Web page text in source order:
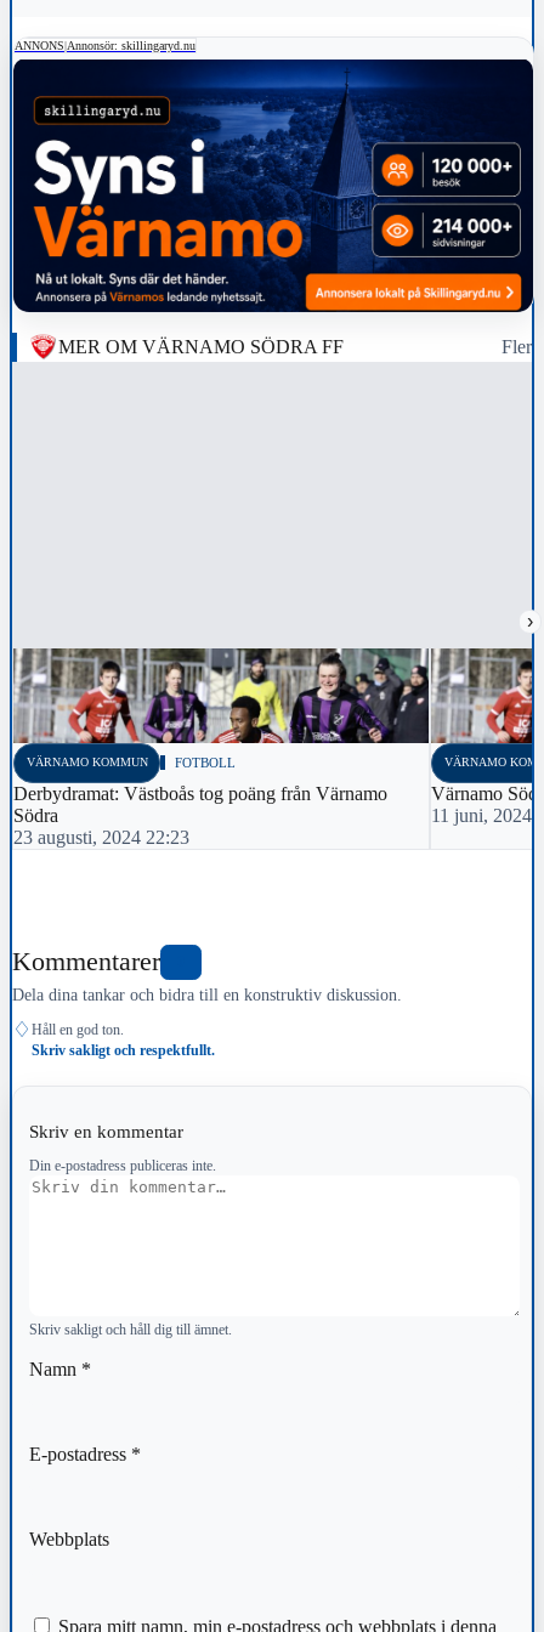
ANNONS Annonsör: skillingaryd.nu
MER OM VÄRNAMO SÖDRA FF Fler
›
VÄRNAMO KOMMUN FOTBOLL
Derbydramat: Västboås tog poäng från Värnamo
Södra
23 augusti, 2024 22:23
VÄRNAMO
Värnamo
11 juni, 2024
Kommentarer
Dela dina tankar och bidra till en konstruktiv diskussion.
♢ Håll en god ton.
Skriv sakligt och respektfullt.
Skriv en kommentar
Din e-postadress publiceras inte.
Kommentar
Skriv sakligt och håll dig till ämnet.
Namn *
E-postadress *
Webbplats
Spara mitt namn, min e-postadress och webbplats i denna